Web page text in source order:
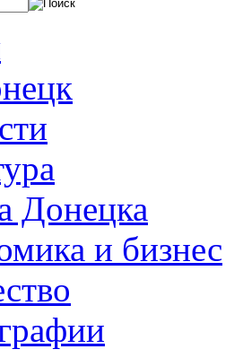
Донецка
и бизнес